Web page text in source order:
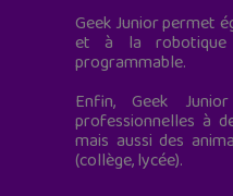
Geek Junior permet
et à la robotique
programmable.
Enfin, Geek
professionnelles à
mais aussi des
(collège, lycée).